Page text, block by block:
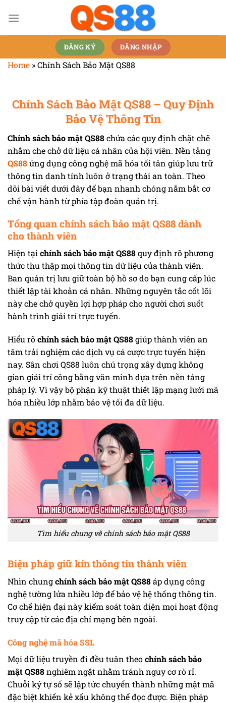
ĐĂNG KÝ ĐĂNG NHẬP
Home »Chính Sách Bảo Mật QS88
Chính Sách Bảo Mật QS88 – Quy Định
Bảo Vệ Thông Tin
Chính sách bảo mật QS88chứa các quy định chặt chẽ
nhằm che chở dữ liệu cá nhân của hội viên. Nền tảng
QS88ứng dụng công nghệ mã hóa tối tân giúp lưu trữ
thông tin danh tính luôn ở trạng thái an toàn. Theo
dõi bài viết dưới đây để bạn nhanh chóng nắm bắt cơ
chế vận hành từ phía tập đoàn quản trị.
Tổng quan chính sách bảo mật QS88 dành
cho thành viên
Hiện tạichính sách bảo mật QS88quy định rõ phương
thức thu thập mọi thông tin dữ liệu của thành viên.
Ban quản trị lưu giữ toàn bộ hồ sơ do bạn cung cấp lúc
thiết lập tài khoản cá nhân. Những nguyên tắc cốt lõi
này che chở quyền lợi hợp pháp cho người chơi suốt
hành trình giải trí trực tuyến.
Hiểu rõchính sách bảo mật QS88giúp thành viên an
tâm trải nghiệm các dịch vụ cá cược trực tuyến hiện
nay. Sân chơi QS88 luôn chú trọng xây dựng không
gian giải trí công bằng văn minh dựa trên nền tảng
pháp lý. Vì vậy bộ phận kỹ thuật thiết lập mạng lưới mã
hóa nhiều lớp nhằm bảo vệ tối đa dữ liệu.
Tìm hiểu chung về chính sách bảo mật QS88
Biện pháp giữ kín thông tin thành viên
Nhìn chungchính sách bảo mật QS88áp dụng công
nghệ tường lửa nhiều lớp để bảo vệ hệ thống thông tin.
Cơ chế hiện đại này kiểm soát toàn diện mọi hoạt động
truy cập từ các địa chỉ mạng bên ngoài.
Công nghệ mã hóa SSL
Mọi dữ liệu truyền đi đều tuân theochính sách bảo
mật QS88nghiêm ngặt nhằm tránh nguy cơ rò rỉ.
Chuỗi ký tự số sẽ lập tức chuyển thành những mật mã
đặc biệt khiến kẻ xấu không thể đọc được. Biện pháp